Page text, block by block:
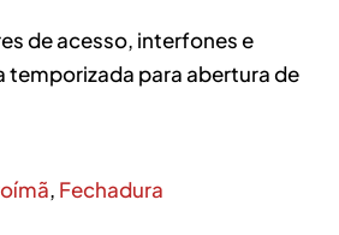
de acesso, interfones e
temporizada para abertura de
, Fechadura